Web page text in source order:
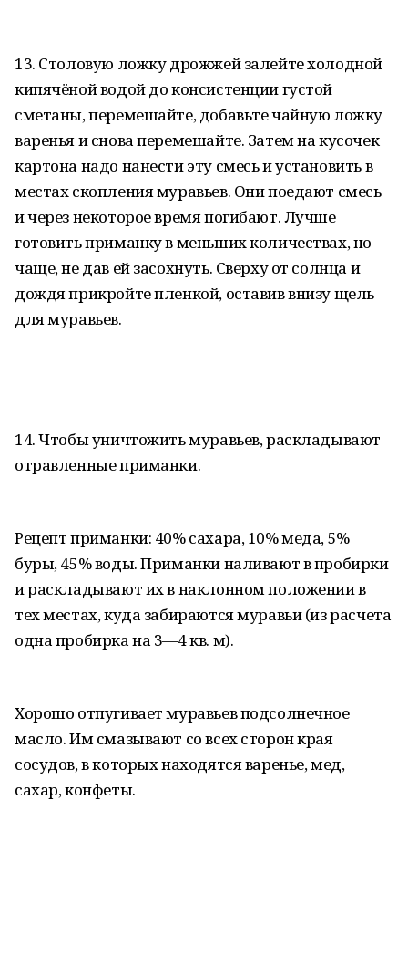
13. Столовую ложку дрожжей залейте холодной
кипячёной водой до консистенции густой
сметаны, перемешайте, добавьте чайную ложку
варенья и снова перемешайте. Затем на кусочек
картона надо нанести эту смесь и установить в
местах скопления муравьев. Они поедают смесь
и через некоторое время погибают. Лучше
готовить приманку в меньших количествах, но
чаще, не дав ей засохнуть. Сверху от солнца и
дождя прикройте пленкой, оставив внизу щель
для муравьев.
14. Чтобы уничтожить муравьев, раскладывают
отравленные приманки.
Рецепт приманки: 40% сахара, 10% меда, 5%
буры, 45% воды. Приманки наливают в пробирки
и раскладывают их в наклонном положении в
тех местах, куда забираются муравьи (из расчета
одна пробирка на 3—4 кв. м).
Хорошо отпугивает муравьев подсолнечное
масло. Им смазывают со всех сторон края
сосудов, в которых находятся варенье, мед,
сахар, конфеты.